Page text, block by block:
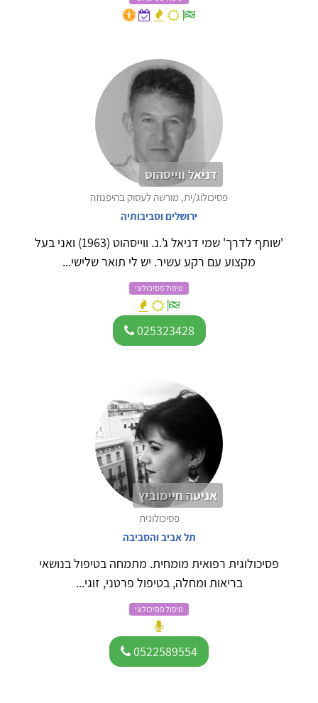
דניאל ווייסהוט
פסיכולוג/ית, מורשה לעסוק בהיפנוזה
ירושלים וסביבותיה
'שותף לדרך' שמי דניאל ג'.נ. ווייסהוט (1963) ואני בעל
מקצוע עם רקע עשיר. יש לי תואר שלישי...
טיפול פסיכולוגי
025323428
אניטה חיימוביץ
פסיכולוגית
תל אביב והסביבה
פסיכולוגית רפואית מומחית. מתמחה בטיפול בנושאי
בריאות ומחלה, בטיפול פרטני, זוגי...
טיפול פסיכולוגי
0522589554